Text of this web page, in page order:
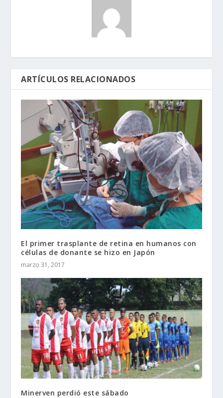
ARTÍCULOS RELACIONADOS
El primer trasplante de retina en humanos con
células de donante se hizo en Japón
marzo 31, 2017
Minerven perdió este sábado